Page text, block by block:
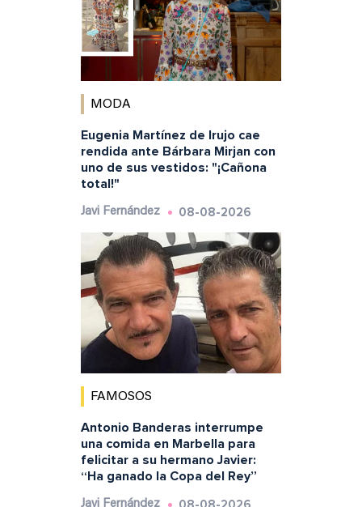
MODA
Eugenia Martínez de Irujo cae
rendida ante Bárbara Mirjan con
uno de sus vestidos: "¡Cañona
total!"
Javi Fernández 08-08-2026
FAMOSOS
Antonio Banderas interrumpe
una comida en Marbella para
felicitar a su hermano Javier:
“Ha ganado la Copa del Rey”
Javi Fernández